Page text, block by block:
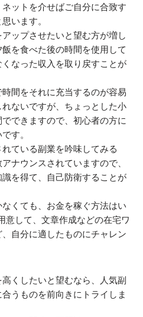
ットを介せばご自分に合致す
います。
ップさせたいと望む方が増し
を食べた後の時間を使用して
なった収入を取り戻すことが
間をそれに充当するのが容易
ないですが、ちょっとした小
できますので、初心者の方に
す。
ている副業を吟味してみる
ナウンスされていますので、
を得て、自己防衛することが
くても、お金を稼ぐ方法はい
意して、文章作成などの在宅ワ
自分に適したものにチャレン
くしたいと望むなら、人気副
うものを前向きにトライしま